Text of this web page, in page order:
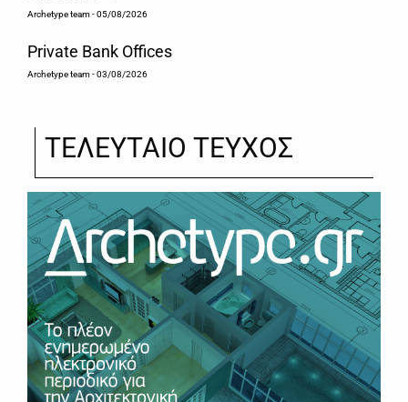
Archetype team- 05/08/2026
Private Bank Offices
Archetype team- 03/08/2026
ΤΕΛΕΥΤΑΙΟ ΤΕΥΧΟΣ